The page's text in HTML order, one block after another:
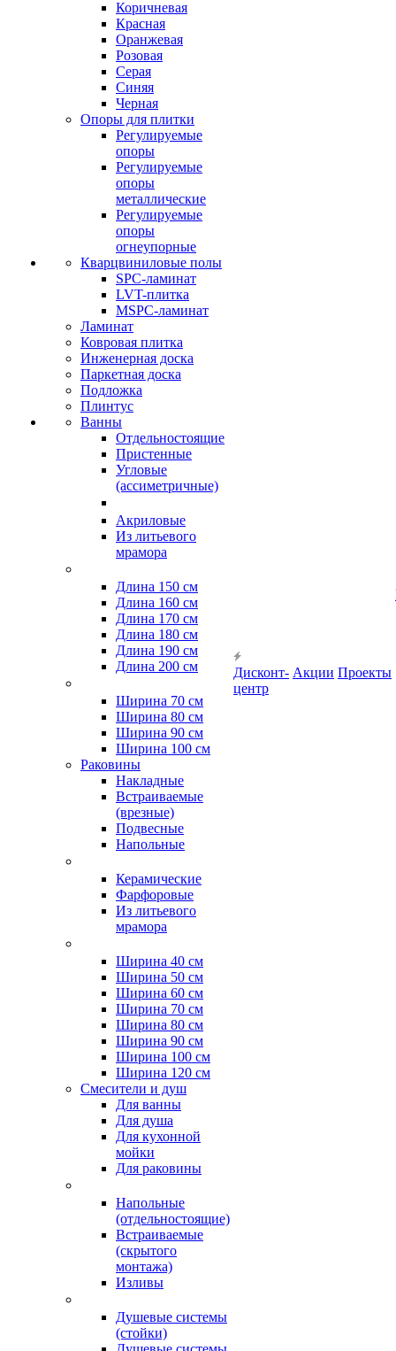
Коричневая
Красная
Оранжевая
Розовая
Серая
Синяя
Черная
Опоры для плитки
Регулируемые
опоры
Регулируемые
опоры
металлические
Регулируемые
опоры
огнеупорные
Кварцвиниловые полы
SPC-ламинат
LVT-плитка
MSPC-ламинат
Ламинат
Ковровая плитка
Инженерная доска
Паркетная доска
Подложка
Плинтус
Ванны
Отдельностоящие
Пристенные
Угловые
(ассиметричные)
Акриловые
Из литьевого
мрамора
Длина 150 см
Длина 160 см
Длина 170 см
Длина 180 см
Длина 190 см
Длина 200 см
Ширина 70 см
Ширина 80 см
Ширина 90 см
Ширина 100 см
Раковины
Накладные
Встраиваемые
(врезные)
Подвесные
Напольные
Керамические
Фарфоровые
Из литьевого
мрамора
Ширина 40 см
Ширина 50 см
Ширина 60 см
Ширина 70 см
Ширина 80 см
Ширина 90 см
Ширина 100 см
Ширина 120 см
Смесители и душ
Для ванны
Для душа
Для кухонной
мойки
Для раковины
Напольные
(отдельностоящие)
Встраиваемые
(скрытого
монтажа)
Изливы
Душевые системы
(стойки)
Дисконт-
центр
Акции Проекты